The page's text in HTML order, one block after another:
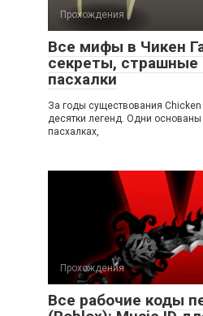
Прохождения
Все мифы в Чикен
секреты, страшные
пасхалки
За годы существования Chicken
десятки легенд. Одни
пасхалках,
Прохождения
Все рабочие коды